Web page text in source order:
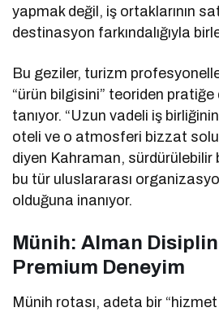
yapmak değil, iş ortaklarının
destinasyon farkındalığıyla
Bu geziler, turizm
“ürün bilgisini” teoriden pratiğe
tanıyor. “Uzun vadeli iş
oteli ve o atmosferi bizzat
diyen Kahraman, sürdürülebilir
bu tür uluslararası
olduğuna inanıyor.
Münih: Alman
Premium Deneyim
Münih rotası, adeta bir